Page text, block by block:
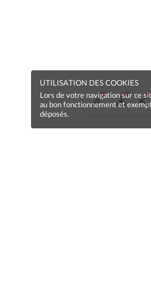
UTILISATION DES COOKIES
Lors de votre navigation sur ce
au bon fonctionnement et
déposés.